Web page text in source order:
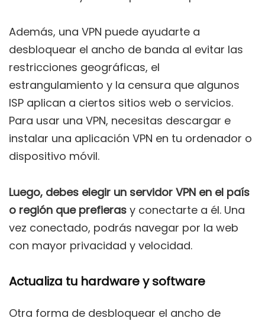
Además, una VPN puede ayudarte a
desbloquear el ancho de banda al evitar las
restricciones geográficas, el
estrangulamiento y la censura que algunos
ISP aplican a ciertos sitios web o servicios.
Para usar una VPN, necesitas descargar e
instalar una aplicación VPN en tu ordenador o
dispositivo móvil.
Luego, debes elegir un servidor VPN en el país
o región que prefieras y conectarte a él. Una
vez conectado, podrás navegar por la web
con mayor privacidad y velocidad.
Actualiza tu hardware y software
Otra forma de desbloquear el ancho de